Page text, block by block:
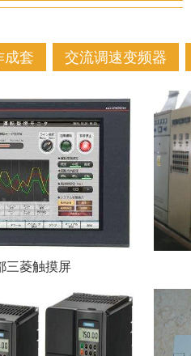
成套 交流调速变频器
三菱触摸屏